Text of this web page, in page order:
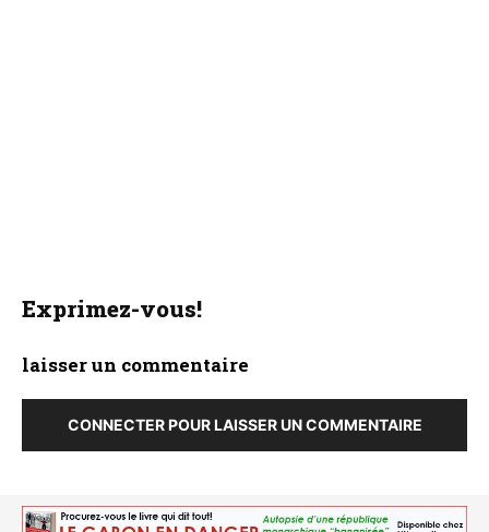
Exprimez-vous!
laisser un commentaire
CONNECTER POUR LAISSER UN COMMENTAIRE